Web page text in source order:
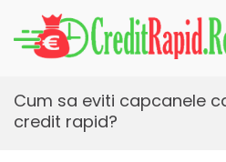
content
Cum sa eviti capcanele
credit rapid?